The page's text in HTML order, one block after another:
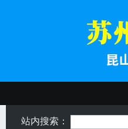
站内搜索：